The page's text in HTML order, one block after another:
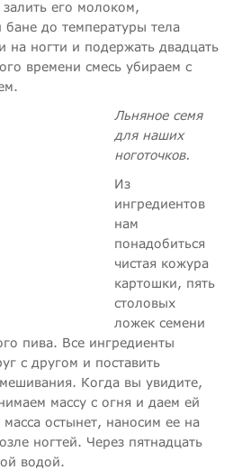
его молоком,
до температуры тела
на ногти и подержать двадцать
времени смесь убираем с
Льняное семя
для наших
ноготочков.
Из
ингредиентов
нам
понадобиться
чистая кожура
картошки, пять
столовых
ложек семени
пива. Все ингредиенты
с другом и поставить
Когда вы увидите,
массу с огня и даем ей
остынет, наносим ее на
ногтей. Через пятнадцать
водой.